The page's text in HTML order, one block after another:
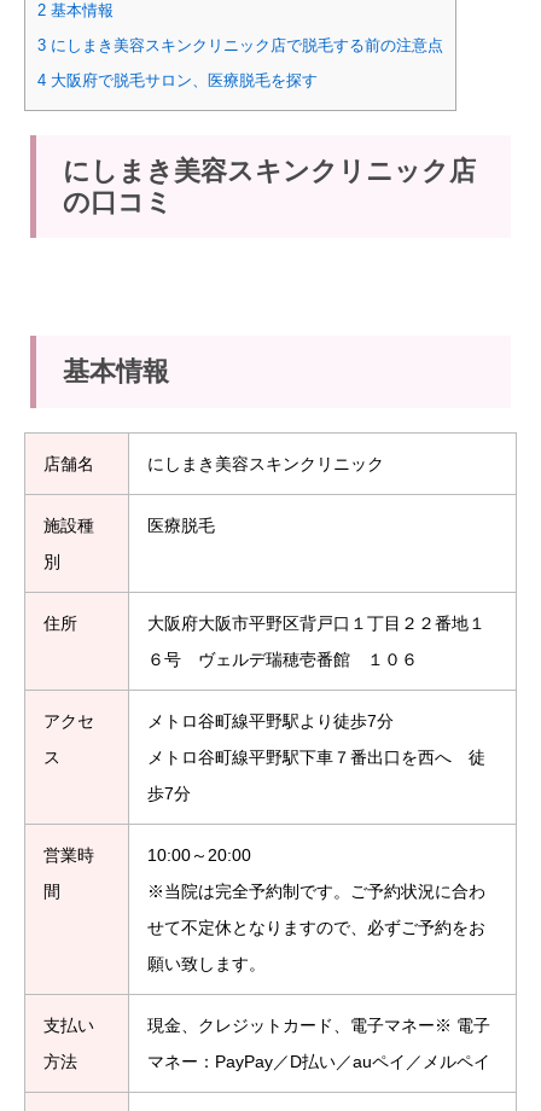
2 基本情報
3 にしまき美容スキンクリニック店で脱毛する前の注意点
4 大阪府で脱毛サロン、医療脱毛を探す
にしまき美容スキンクリニック店
の口コミ
基本情報
店舗名 にしまき美容スキンクリニック
施設種
別
医療脱毛
住所
大阪府大阪市平野区背戸口１丁目２２番地１
６号 ヴェルデ瑞穂壱番館 １０６
アクセ
ス
メトロ谷町線平野駅より徒歩7分
メトロ谷町線平野駅下車７番出口を西へ 徒
歩7分
営業時
間
10:00～20:00
※当院は完全予約制です。ご予約状況に合わ
せて不定休となりますので、必ずご予約をお
願い致します。
支払い
方法
現金、クレジットカード、電子マネー※ 電子
マネー：PayPay／D払い／auペイ／メルペイ